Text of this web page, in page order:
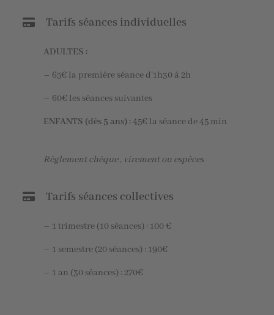
Tarifs séances individuelles
ADULTES :
– 65€ la première séance d’1h30 à 2h
– 60€ les séances suivantes
ENFANTS (dès 5 ans) :45€ la séance de 45 min
Règlement chèque , virement ou espèces
Tarifs séances collectives
– 1 trimestre (10 séances) : 100 €
– 1 semestre (20 séances) : 190€
– 1 an (30 séances) : 270€